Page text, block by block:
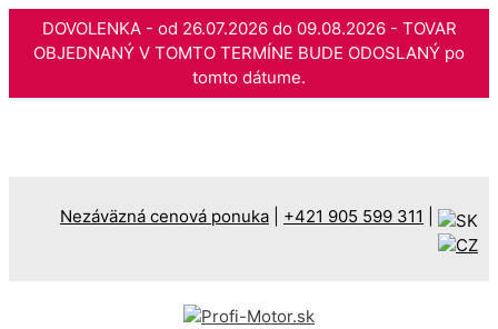
DOVOLENKA - od 26.07.2026 do 09.08.2026 - TOVAR
OBJEDNANÝ V TOMTO TERMÍNE BUDE ODOSLANÝ po
tomto dátume.
Nezáväzná cenová ponuka +421 905 599 311